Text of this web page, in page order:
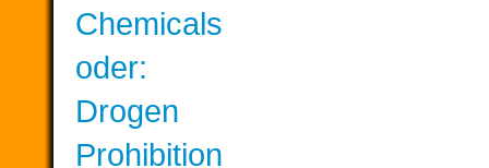
Chemicals
oder:
Drogen
Prohibition